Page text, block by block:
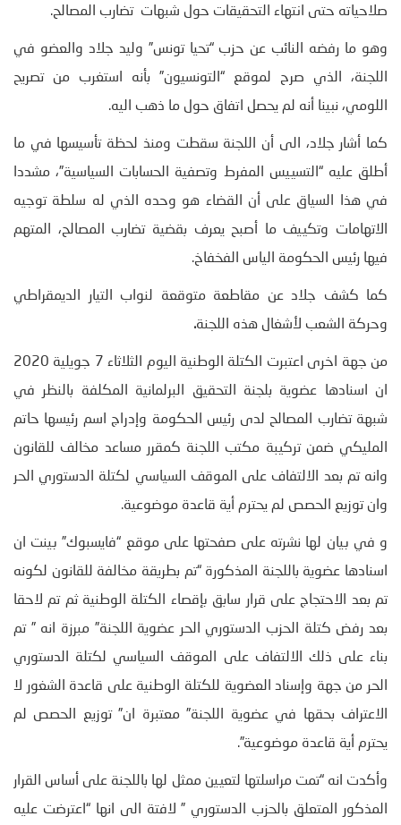
صلاحياته حتى انتهاء التحقيقات حول شبهات تضارب المصالح.
وهو ما رفضه النائب عن حزب “تحيا تونس” وليد جلاد والعضو في
اللجنة، الذي صرح لموقع “التونسيون” بأنه استغرب من تصريح
اللومي، نبينا أنه لم يحصل اتفاق حول ما ذهب اليه.
كما أشار جلاد، الى أن اللجنة سقطت ومنذ لحظة تأسيسها في ما
أطلق عليه “التسييس المفرط وتصفية الحسابات السياسية”، مشددا
في هذا السياق على أن القضاء هو وحده الذي له سلطة توجيه
الاتهامات وتكييف ما أصبح يعرف بقضية تضارب المصالح، المتهم
فيها رئيس الحكومة الياس الفخفاخ.
كما كشف جلاد عن مقاطعة متوقعة لنواب التيار الديمقراطي
وحركة الشعب لأشغال هذه اللجنة.
من جهة اخرى اعتبرت الكتلة الوطنية اليوم الثلاثاء 7 جويلية 2020
ان اسنادها عضوية بلجنة التحقيق البرلمانية المكلفة بالنظر في
شبهة تضارب المصالح لدى رئيس الحكومة وإدراج اسم رئيسها حاتم
المليكي ضمن تركيبة مكتب اللجنة كمقرر مساعد مخالف للقانون
وانه تم بعد الالتفاف على الموقف السياسي لكتلة الدستوري الحر
وان توزيع الحصص لم يحترم أية قاعدة موضوعية.
و في بيان لها نشرته على صفحتها على موقع “فايسبوك” بينت ان
اسنادها عضوية باللجنة المذكورة “تم بطريقة مخالفة للقانون لكونه
تم بعد الاحتجاج على قرار سابق بإقصاء الكتلة الوطنية ثم تم لاحقا
بعد رفض كتلة الحزب الدستوري الحر عضوية اللجنة” مبرزة انه ” تم
بناء على ذلك الالتفاف على الموقف السياسي لكتلة الدستوري
الحر من جهة وإسناد العضوية للكتلة الوطنية على قاعدة الشغور لا
الاعتراف بحقها في عضوية اللجنة” معتبرة ان” توزيع الحصص لم
يحترم أية قاعدة موضوعية”.
وأكدت انه “تمت مراسلتها لتعيين ممثل لها باللجنة على أساس القرار
المذكور المتعلق بالحزب الدستوري ” لافتة الى انها “اعترضت عليه